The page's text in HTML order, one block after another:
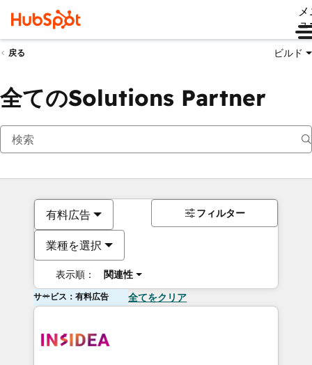
ュ
戻る ビルド
全てのSolutions Partner
有料広告
業種を選択
表示順： 関連性
フィルター
サービス：有料広告 全てをクリア